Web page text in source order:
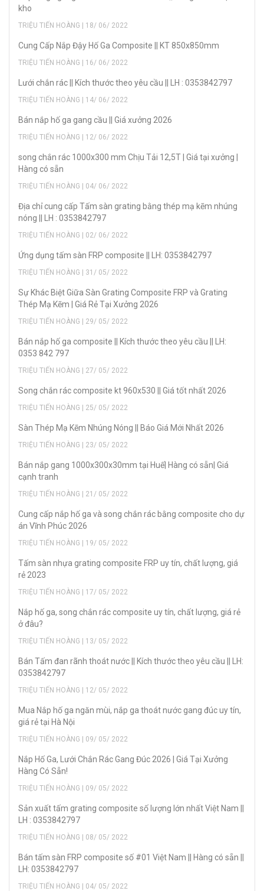
kho
TRIỆU TIẾN HOÀNG | 18/ 06/ 2022
Cung Cấp Nắp Đậy Hố Ga Composite || KT 850x850mm
TRIỆU TIẾN HOÀNG | 16/ 06/ 2022
Lưới chắn rác || Kích thước theo yêu cầu || LH : 0353842797
TRIỆU TIẾN HOÀNG | 14/ 06/ 2022
Bán nắp hố ga gang cầu || Giá xưởng 2026
TRIỆU TIẾN HOÀNG | 12/ 06/ 2022
song chắn rác 1000x300 mm Chịu Tải 12,5T | Giá tại xưởng |
Hàng có sẵn
TRIỆU TIẾN HOÀNG | 04/ 06/ 2022
Địa chỉ cung cấp Tấm sàn grating bằng thép mạ kẽm nhúng
nóng || LH : 0353842797
TRIỆU TIẾN HOÀNG | 02/ 06/ 2022
Ứng dụng tấm sàn FRP composite || LH: 0353842797
TRIỆU TIẾN HOÀNG | 31/ 05/ 2022
Sự Khác Biệt Giữa Sàn Grating Composite FRP và Grating
Thép Mạ Kẽm | Giá Rẻ Tại Xưởng 2026
TRIỆU TIẾN HOÀNG | 29/ 05/ 2022
Bán nắp hố ga composite || Kích thước theo yêu cầu || LH:
0353 842 797
TRIỆU TIẾN HOÀNG | 27/ 05/ 2022
Song chắn rác composite kt 960x530 || Giá tốt nhất 2026
TRIỆU TIẾN HOÀNG | 25/ 05/ 2022
Sàn Thép Mạ Kẽm Nhúng Nóng || Báo Giá Mới Nhất 2026
TRIỆU TIẾN HOÀNG | 23/ 05/ 2022
Bán nắp gang 1000x300x30mm tại Huế| Hàng có sẵn| Giá
cạnh tranh
TRIỆU TIẾN HOÀNG | 21/ 05/ 2022
Cung cấp nắp hố ga và song chắn rác bằng composite cho dự
án Vĩnh Phúc 2026
TRIỆU TIẾN HOÀNG | 19/ 05/ 2022
Tấm sàn nhựa grating composite FRP uy tín, chất lượng, giá
rẻ 2023
TRIỆU TIẾN HOÀNG | 17/ 05/ 2022
Nắp hố ga, song chắn rác composite uy tín, chất lượng, giá rẻ
ở đâu?
TRIỆU TIẾN HOÀNG | 13/ 05/ 2022
Bán Tấm đan rãnh thoát nước || Kích thước theo yêu cầu || LH:
0353842797
TRIỆU TIẾN HOÀNG | 12/ 05/ 2022
Mua Nắp hố ga ngăn mùi, nắp ga thoát nước gang đúc uy tín,
giá rẻ tại Hà Nội
TRIỆU TIẾN HOÀNG | 09/ 05/ 2022
Nắp Hố Ga, Lưới Chắn Rác Gang Đúc 2026 | Giá Tại Xưởng
Hàng Có Sẵn!
TRIỆU TIẾN HOÀNG | 09/ 05/ 2022
Sản xuất tấm grating composite số lượng lớn nhất Việt Nam ||
LH : 0353842797
TRIỆU TIẾN HOÀNG | 08/ 05/ 2022
Bán tấm sàn FRP composite số #01 Việt Nam || Hàng có sẵn ||
LH: 0353842797
TRIỆU TIẾN HOÀNG | 04/ 05/ 2022